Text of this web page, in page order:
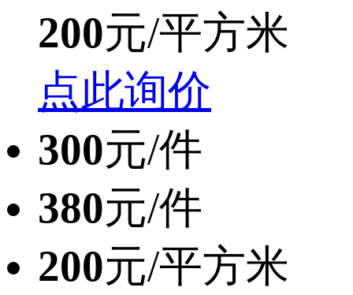
200元/平方米
点此询价
300元/件
380元/件
200元/平方米